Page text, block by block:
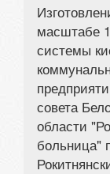
масштабе
системы
совета
области
больница"